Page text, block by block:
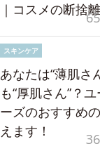
｜コスメの断捨
スキンケア
あなたは“薄肌さ
も“厚肌さん”？
ーズのおすすめ
えます！